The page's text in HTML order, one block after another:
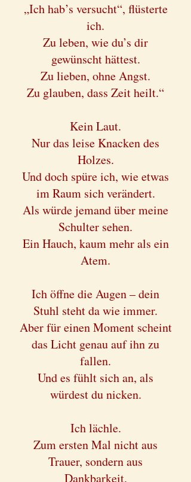
„Ich hab’s versucht“, flüsterte
ich.
Zu leben, wie du’s dir
gewünscht hättest.
Zu lieben, ohne Angst.
Zu glauben, dass Zeit heilt.“
Kein Laut.
Nur das leise Knacken des
Holzes.
Und doch spüre ich, wie etwas
im Raum sich verändert.
Als würde jemand über meine
Schulter sehen.
Ein Hauch, kaum mehr als ein
Atem.
Ich öffne die Augen – dein
Stuhl steht da wie immer.
Aber für einen Moment scheint
das Licht genau auf ihn zu
fallen.
Und es fühlt sich an, als
würdest du nicken.
Ich lächle.
Zum ersten Mal nicht aus
Trauer, sondern aus
Dankbarkeit.